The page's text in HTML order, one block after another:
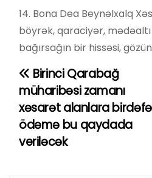
14. Bona Dea Beynəlxalq
böyrək, qaraciyər, mədəaltı
bağırsağın bir hissəsi,
Y
a
z
Birinci Qarabağ
müharibəsi zamanı
xəsarət alanlara
ödəmə bu qaydada
veriləcək